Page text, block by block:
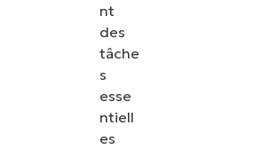
nt
des
tâche
s
esse
ntiell
es